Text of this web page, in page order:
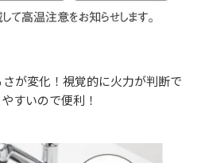
が変化！視覚的に火力が判断で
すいので便利！